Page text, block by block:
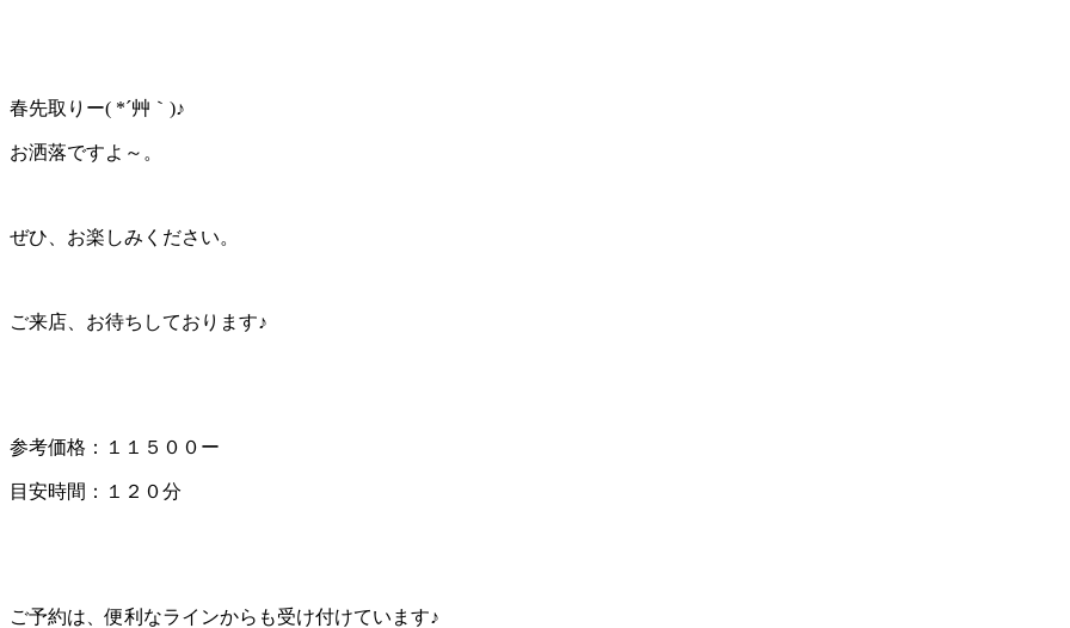
春先取りー( *´艸｀)♪
お洒落ですよ～。
ぜひ、お楽しみください。
ご来店、お待ちしております♪
参考価格：１１５００ー
目安時間：１２０分
ご予約は、便利なラインからも受け付けています♪